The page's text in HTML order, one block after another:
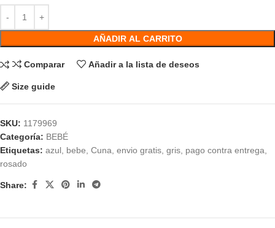
AÑADIR AL CARRITO
Comparar Añadir a la lista de deseos
Size guide
SKU: 1179969
Categoría: BEBÉ
Etiquetas: azul, bebe, Cuna, envio gratis, gris, pago contra entrega,
rosado
Share: